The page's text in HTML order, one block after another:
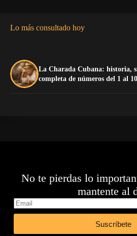
Lo más consultado hoy
La Charada Cubana: historia,
completa de números del 1 al
No te pierdas lo
mantente al
Suscríbete